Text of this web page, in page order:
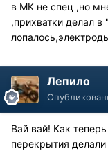
в МК не спец ,но
,прихватки делал
Лепило
Вай вай! Как
перекрытия